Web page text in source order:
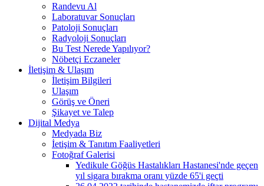
Randevu Al
Laboratuvar Sonuçları
Patoloji Sonuçları
Radyoloji Sonuçları
Bu Test Nerede Yapılıyor?
Nöbetçi Eczaneler
İletişim & Ulaşım
İletişim Bilgileri
Ulaşım
Görüş ve Öneri
Şikayet ve Talep
Dijital Medya
Medyada Biz
İetişim & Tanıtım Faaliyetleri
Fotoğraf Galerisi
Yedikule Göğüs Hastalıkları Hastanesi'nde geçen
yıl sigara bırakma oranı yüzde 65'i geçti